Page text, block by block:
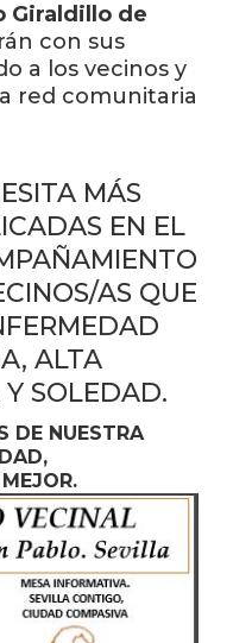
Giraldillo de
con sus
a los vecinos y
red comunitaria
MÁS
EN EL
AS QUE
ALTA
SOLEDAD.
DE NUESTRA